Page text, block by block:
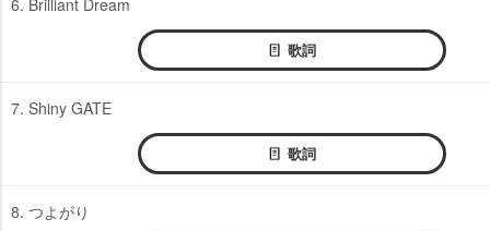
6. Brilliant Dream
歌詞
7. Shiny GATE
歌詞
8. つよがり